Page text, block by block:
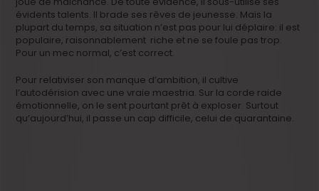
évidents talents. Il brade ses rêves de jeunesse. Mais la
plupart du temps, sa situation n’est pas pour lui déplaire: il est
populaire, raisonnablement riche et ne se foule pas trop.
Pour un mec normal, c’est correct.
Pour relativiser son manque d’ambition, il cultive
l’autodérision avec une vraie maestria. Sur la corde raide
émotionnelle, on le sent pourtant prêt à exploser. Surtout
qu’aujourd’hui, il passe un cap difficile, celui de quarantaine.